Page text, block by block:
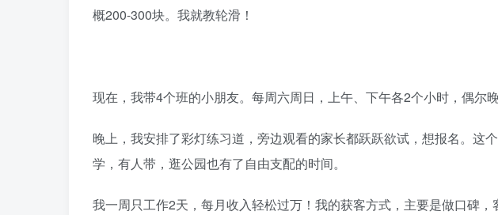
概200-300块。我就教轮滑！
现在，我带4个班的小朋友。每周六周日，上午、下午各2个小时，偶尔晚
晚上，我安排了彩灯练习道，旁边观看的家长都跃跃欲试，想报名。这
学，有人带，逛公园也有了自由支配的时间。
我一周只工作2天，每月收入轻松过万！我的获客方式，主要是做口碑